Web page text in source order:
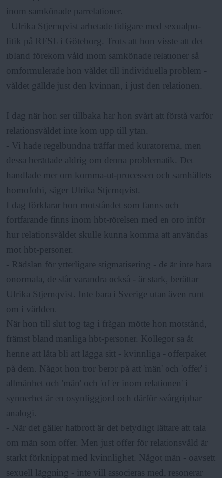
inom samkönade parrelationer.
Ulrika Stjernqvist arbetade tidigare med sexualpo-
litik på RFSL i Göteborg. Trots att hon visste att det
ibland förekom våld inom samkönade relationer så
omformulerade hon våldet till individuella problem -
våldet gällde just den kvinnan, i just den relationen.
I dag när hon ser tillbaka har hon svårt att förstå varför
relationsvåldet inte kom upp till ytan.
- Vi hade regelbundna träffar med kuratorerna, men
dessa berättade aldrig om denna problematik. Det
handlade mer om komma-ut-processen och samhällets
homofobi, säger Ulrika Stjernqvist.
I dag förklarar hon motståndet som fanns och
fortfarande finns inom hbt-rörelsen med en oro inför
hur relationsvåldet skulle kunna komma att användas
mot hbt-personer.
- Rädslan för ytterligare stigmatisering - de är inte bara
onormala, de slår varandra också - är stark, berättar
Ulrika Stjernqvist. Inte bara i Sverige utan även runt
om i världen.
När hon till slut tog tag i frågan mötte hon motstånd,
främst bland manliga hbt-personer. Kollegor sa åt
henne att låta bli att lägga sitt - kvinnliga - offerpaket
på dem. Något hon tror beror på att 'män' och 'offer' i
allmänhet och 'män' och 'offer inom relationen' i
synnerhet är en osynliggjord och därför svårgripbar
analogi.
- När det gäller hatbrott är det betydligt lättare att tala
om män som offer. Men just offer för relationsvåld är
starkt förknippat med kvinnlighet. Något män - oavsett
sexuell läggning - inte vill associeras med, resonerar